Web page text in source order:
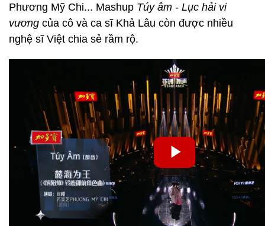
Phương Mỹ Chi... Mashup Túy âm - Lục hải vi
vương của cô và ca sĩ Khả Lâu còn được nhiều
nghệ sĩ Việt chia sẻ rầm rộ.